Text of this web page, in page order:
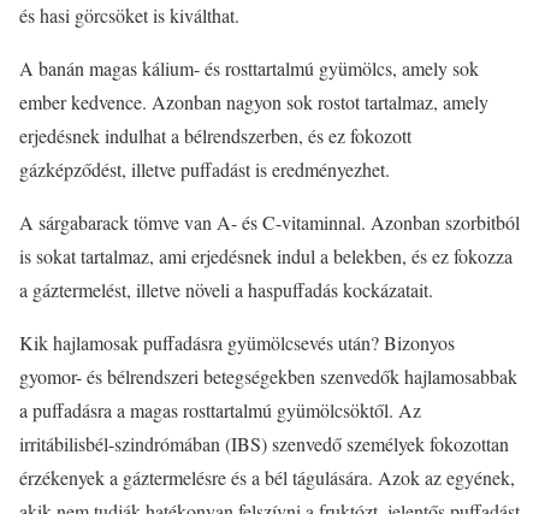
és hasi görcsöket is kiválthat.
A banán magas kálium- és rosttartalmú gyümölcs, amely sok
ember kedvence. Azonban nagyon sok rostot tartalmaz, amely
erjedésnek indulhat a bélrendszerben, és ez fokozott
gázképződést, illetve puffadást is eredményezhet.
A sárgabarack tömve van A- és C-vitaminnal. Azonban szorbitból
is sokat tartalmaz, ami erjedésnek indul a belekben, és ez fokozza
a gáztermelést, illetve növeli a haspuffadás kockázatait.
Kik hajlamosak puffadásra gyümölcsevés után? Bizonyos
gyomor- és bélrendszeri betegségekben szenvedők hajlamosabbak
a puffadásra a magas rosttartalmú gyümölcsöktől. Az
irritábilisbél-szindrómában (IBS) szenvedő személyek fokozottan
érzékenyek a gáztermelésre és a bél tágulására. Azok az egyének,